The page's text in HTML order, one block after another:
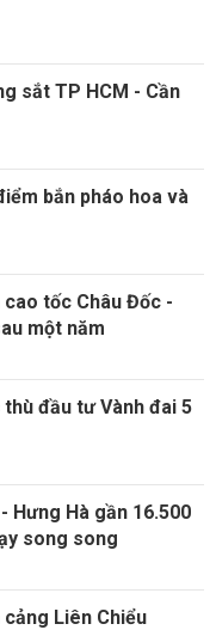
sắt TP HCM - Cần
bắn pháo hoa và
tốc Châu Đốc -
một năm
đầu tư Vành đai 5
Hưng Hà gần 16.500
song song
Liên Chiểu